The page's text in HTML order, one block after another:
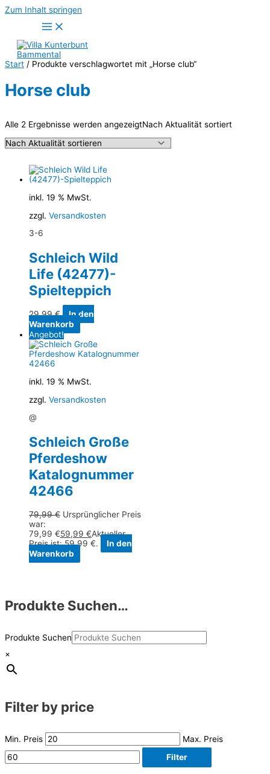
Zum Inhalt springen
Start / Produkte verschlagwortet mit „Horse club“
Horse club
Alle 2 Ergebnisse werden angezeigtNach Aktualität sortiert
inkl. 19 % MwSt.
zzgl. Versandkosten
3-6
Schleich Wild
Life (42477)-
Spielteppich
29,99€
In den
Warenkorb
Angebot!
inkl. 19 % MwSt.
zzgl. Versandkosten
@
Schleich Große
Pferdeshow
Katalognummer
42466
79,99€ Ursprünglicher Preis
war:
79,99 €59,99 €Aktueller
Preis ist: 59,99 €.
In den
Warenkorb
Produkte Suchen…
Produkte Suchen
×
Filter by price
Min. Preis
Max. Preis
Filter